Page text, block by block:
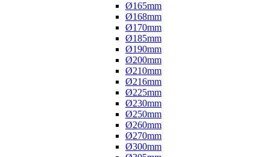
Ø165mm
Ø168mm
Ø170mm
Ø185mm
Ø190mm
Ø200mm
Ø210mm
Ø216mm
Ø225mm
Ø230mm
Ø250mm
Ø260mm
Ø270mm
Ø300mm